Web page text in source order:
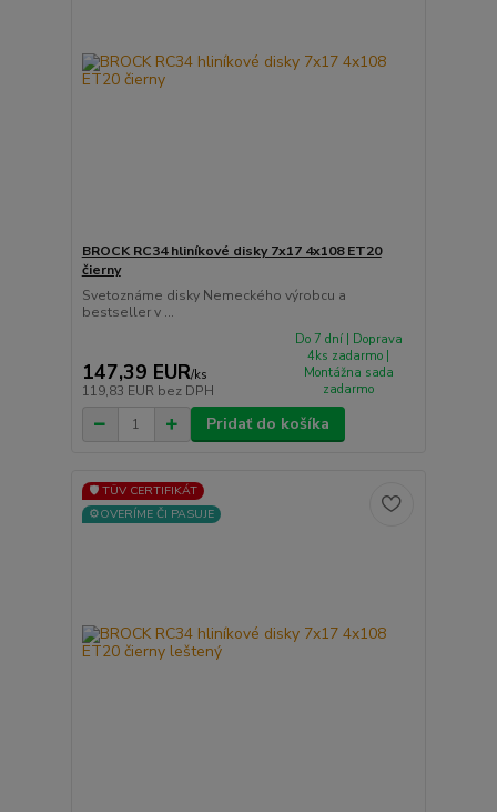
BROCK RC34 hliníkové disky 7x17 4x108 ET20
čierny
Svetoznáme disky Nemeckého výrobcu a
bestseller v ...
147,39 EUR/ks
119,83 EUR bez DPH
Do 7 dní | Doprava
4ks zadarmo |
Montážna sada
zadarmo
Pridať do košíka
🛡️ TÜV CERTIFIKÁT
⚙️OVERÍME ČI PASUJE